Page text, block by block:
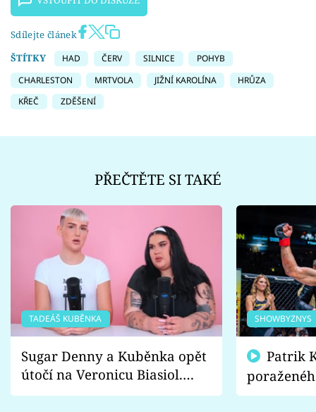
Sdílejte článek
ŠTÍTKY
HAD ČERV SILNICE
POHYB
CHARLESTON
MRTVOLA JIŽNÍ KAROLÍNA
HRŮZA
KŘEČ
ZDĚŠENÍ
PŘEČTĚTE SI TAKÉ
TADEÁŠ KUBĚNKA
Sugar Denny a Kuběnka opět
útočí na Veronicu Biasiol.
Proč je podle nich falešná a
SHOWBYZNYS
fanoušci